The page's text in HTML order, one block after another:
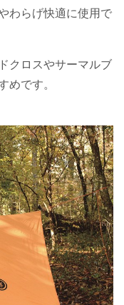
わらげ快適に使用で
クロスやサーマルブ
めです。